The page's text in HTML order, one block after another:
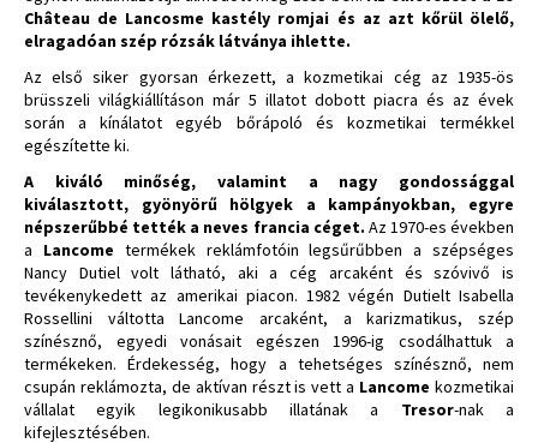
Château de Lancosme kastély romjai és az azt kőrül ölelő,
elragadóan szép rózsák látványa ihlette.
Az első siker gyorsan érkezett, a kozmetikai cég az 1935-ös
brüsszeli világkiállításon már 5 illatot dobott piacra és az évek
során a kínálatot egyéb bőrápoló és kozmetikai termékkel
egészítette ki.
A kiváló minőség, valamint a nagy gondossággal
kiválasztott, gyönyörű hölgyek a kampányokban, egyre
népszerűbbé tették a neves francia céget. Az 1970-es években
a Lancome termékek reklámfotóin legsűrűbben a szépséges
Nancy Dutiel volt látható, aki a cég arcaként és szóvivő is
tevékenykedett az amerikai piacon. 1982 végén Dutielt Isabella
Rossellini váltotta Lancome arcaként, a karizmatikus, szép
színésznő, egyedi vonásait egészen 1996-ig csodálhattuk a
termékeken. Érdekesség, hogy a tehetséges színésznő, nem
csupán reklámozta, de aktívan részt is vett a Lancome kozmetikai
vállalat egyik legikonikusabb illatának a Tresor-nak a
kifejlesztésében.